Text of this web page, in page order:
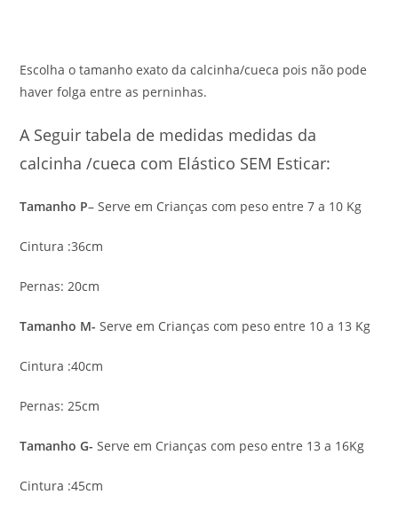
Escolha o tamanho exato da calcinha/cueca pois não pode
haver folga entre as perninhas.
A Seguir tabela de medidas medidas da
calcinha /cueca com Elástico SEM Esticar:
Tamanho P– Serve em Crianças com peso entre 7 a 10 Kg
Cintura :36cm
Pernas: 20cm
Tamanho M- Serve em Crianças com peso entre 10 a 13 Kg
Cintura :40cm
Pernas: 25cm
Tamanho G- Serve em Crianças com peso entre 13 a 16Kg
Cintura :45cm